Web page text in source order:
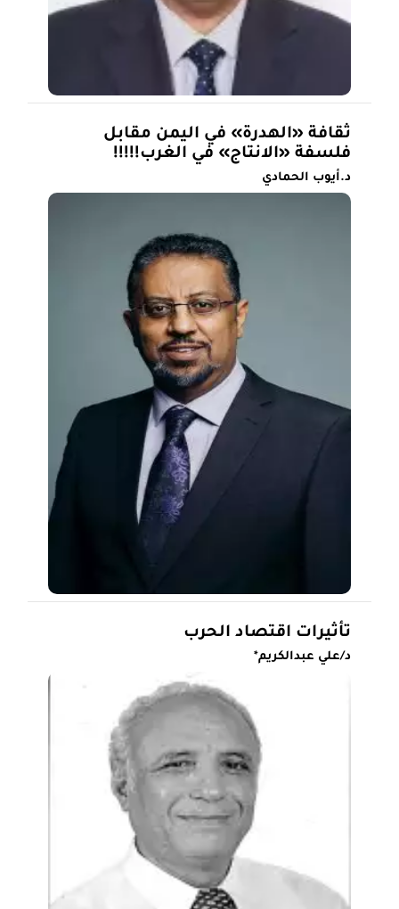
ثقافة «الهدرة» في اليمن مقابل
فلسفة «الانتاج» في الغرب!!!!!
د.أيوب الحمادي
تأثيرات اقتصاد الحرب
د/علي عبدالكريم*